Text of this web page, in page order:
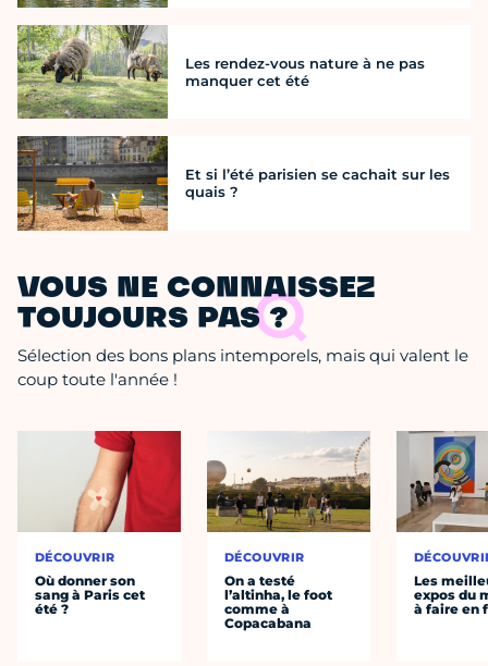
Les rendez-vous nature à ne pas
manquer cet été
Et si l’été parisien se cachait sur les
quais ?
VOUS NE CONNAISSEZ
TOUJOURS PAS ?
Sélection des bons plans intemporels, mais qui valent le
coup toute l'année !
DÉCOUVRIR
Où donner son
sang à Paris cet
été ?
DÉCOUVRIR
On a testé
l’altinha, le foot
comme à
Copacabana
Les
expos du
à faire en